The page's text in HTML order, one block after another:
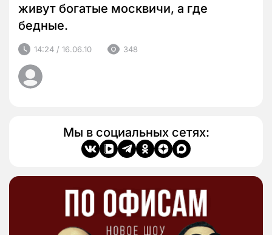
живут богатые москвичи, а где
бедные.
14:24 / 16.06.10 348
Мы в социальных сетях: